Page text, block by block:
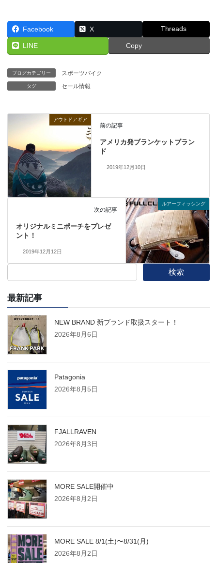
Facebook X Threads
LINE Copy
ブログカテゴリー スポーツバイク
タグ セール情報
アウトドアギア
前の記事
アメリカ発ブランケットブラン
ド
2019年12月10日
ルアーフィッシング
次の記事
オリジナルミニポーチをプレゼ
ント！
2019年12月12日
検索
最新記事
NEW BRAND 新ブランド取扱スタート！
2026年8月6日
Patagonia
2026年8月5日
FJALLRAVEN
2026年8月3日
MORE SALE開催中
2026年8月2日
MORE SALE 8/1(土)〜8/31(月)
2026年8月2日